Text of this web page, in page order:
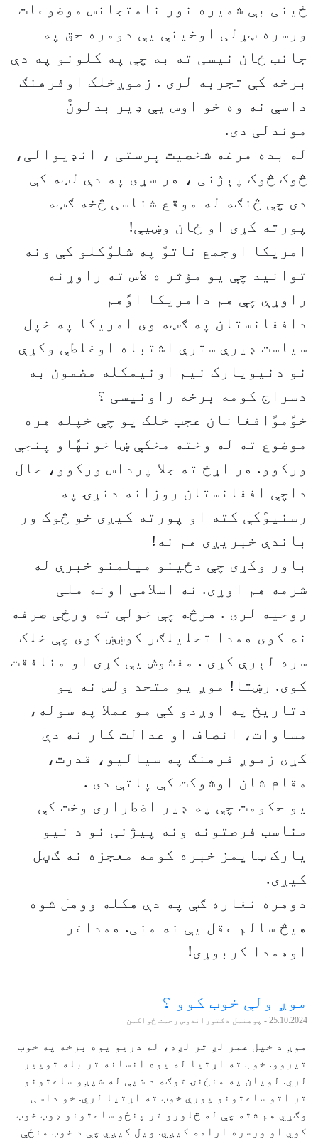
ځینی بې شمیره نور نامتجانس موضوعات
ورسره ټړلی اوخینې یې دومره حق په
جانب ځان نیسی ته به چې په کلونو په دې
برخه کې تجربه لری . زموږخلک اوفرهنګ
داسې نه وه خو اوس يې ډیر بدلونً
موندلی دی.
له بده مرغه شخصیت پرستی ، انډیوالی،
څوک څوک پېژنی ، هر سړی په دې لټه کې
دی چې څنګه له موقع شناسی څخه ګټه
پورته کړی او ځان وښیې!
امریکا اوجمع ناتوً په شلوًکلو کې ونه
توانید چې یو مؤثر ه لاس ته راوړنه
راوړې چې هم دامریکا اوًهم
دافغانستان په ګټه وی امریکا په خپل
سیاست ډیرې سترې اشتباه اوغلطې وکړې
نو دنیویارک نیم اونیمکله مضمون به
دسراج کومه برخه راونیسی ؟
خوًموًافغانان عجب خلک یو چې خپله هره
موضوع ته له وخته مخکې ښاخونهًاو پنجې
ورکوو. هر اړخ ته جلا پرداس ورکوو، حال
داچې افغانستان روزانه دنړۍ په
رسنیوًکې کته او پورته کیږی خو څوک ور
باندې خبریږی هم نه!
باور وکړی چې دځینو میلمنو خبرې له
شرمه هم اوړی. نه اسلامی اونه ملی
روحیه لری . هرڅه چې خولې ته ورځی صرفه
نه کوی همدا تحلیلګر کوښښ کوی چې خلک
سره لېرې کړی . مغشوش یې کړی او منافقت
کوی. رښتا! موږ یو متحد ولس نه یو
دتاریخ په اوږدو کې مو عملا په سوله،
مساوات، انصاف او عدالت کار نه دې
کړی زموږ فرهنګ په سیالیو، قدرت،
مقام شان اوشوکت کې پاتې دی .
یو حکومت چې په ډیر اضطراری وخت کې
مناسب فرصتونه ونه پیژنی نو د نیو
یارک ټایمز خبره کومه معجزه نه ګڼل
کیږی.
دوهره نغاره ګې په دې هکله ووهل شوه
هیڅ سالم عقل یې نه منی. همداغر
اوهمدا کربوړی!
موږ ولې خوب کوو ؟
25.10.2024 - پوهنمل دکتوراندوس رحمت ځواکمن
موږ د خپل عمر لږ تر لږه، له دریو یوه برخه په خوب
تیروو. خوب ته اړتیا له یوه انسانه تر بله توپیر
لري. لویان په منځنۍ توګه د شپې له شپږو ساعتونو
تر اتو ساعتونو پورې خوب ته اړتیا لري. خو داسی
وګړي هم شته چې له څلورو تر پنځو ساعتونو ډوب خوب
کوي او ورسره ارامه کیږي. ویل کیږي چې د خوب منځې